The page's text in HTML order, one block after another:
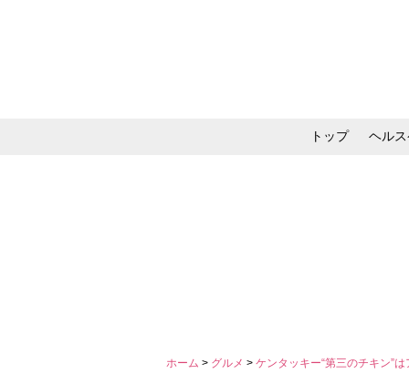
トップ ヘル
ホーム > グルメ > ケンタッキー“第三のチキン”